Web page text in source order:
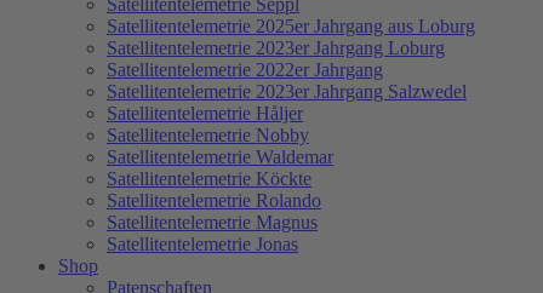
Satellitentelemetrie 2025er Jahrgang aus Loburg
Satellitentelemetrie 2023er Jahrgang Loburg
Satellitentelemetrie 2022er Jahrgang
Satellitentelemetrie 2023er Jahrgang Salzwedel
Satellitentelemetrie Håljer
Satellitentelemetrie Nobby
Satellitentelemetrie Waldemar
Satellitentelemetrie Köckte
Satellitentelemetrie Rolando
Satellitentelemetrie Magnus
Satellitentelemetrie Jonas
Shop
Patenschaften